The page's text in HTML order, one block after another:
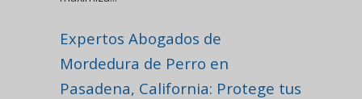
Expertos Abogados de
Mordedura de Perro en
Pasadena, California: Protege tus